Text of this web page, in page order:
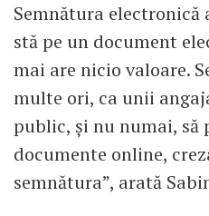
Semnătura
stă pe un document
mai are nicio valoare.
multe ori, ca unii
public, și nu numai, să
documente online,
semnătura”, arată